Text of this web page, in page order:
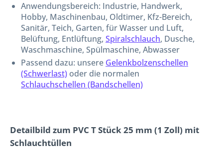
Anwendungsbereich: Industrie, Handwerk,
Hobby, Maschinenbau, Oldtimer, Kfz-Bereich,
Sanitär, Teich, Garten, für Wasser und Luft,
Belüftung, Entlüftung, Spiralschlauch, Dusche,
Waschmaschine, Spülmaschine, Abwasser
Passend dazu: unsere Gelenkbolzenschellen
(Schwerlast) oder die normalen
Schlauchschellen (Bandschellen)
Detailbild zum PVC T Stück 25 mm (1 Zoll) mit
Schlauchtüllen